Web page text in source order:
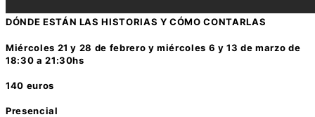
DÓNDE ESTÁN LAS HISTORIAS Y CÓMO CONTARLAS
Miércoles 21 y 28 de febrero y miércoles 6 y 13 de marzo de
18:30 a 21:30hs
140 euros
Presencial